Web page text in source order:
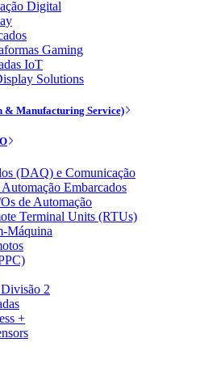
Digital
Gaming
IoT
Solutions
& Manufacturing Service)
(DAQ) e Comunicação
Embarcados
de Automação
Terminal Units (RTUs)
Máquina
2
+